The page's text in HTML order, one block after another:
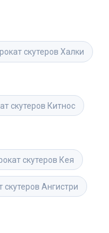
скутеров Халки
скутеров Китнос
скутеров Кея
скутеров Ангистри